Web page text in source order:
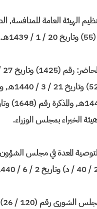
الهيئة العامة للمنافسة,
المعدة في مجلس